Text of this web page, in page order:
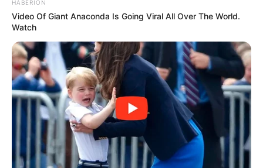
ALERTA BOGOTÁ EN GOOGLE NEWS
TEMAS RELACIONADOS
TOQUE DE QUEDA SOACHA CORONAVIRUS
MANTÉNGASE EN ALERTA
HABERION
Video Of Giant Anaconda Is Going Viral All Over The World.
Watch